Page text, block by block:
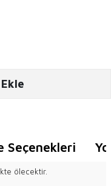
Seçenekleri
ölecektir.